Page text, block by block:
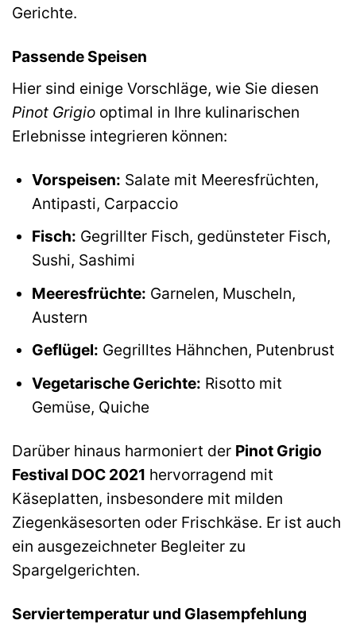
Gerichte.
Passende Speisen
Hier sind einige Vorschläge, wie Sie diesen
Pinot Grigio optimal in Ihre kulinarischen
Erlebnisse integrieren können:
Vorspeisen: Salate mit Meeresfrüchten,
Antipasti, Carpaccio
Fisch: Gegrillter Fisch, gedünsteter Fisch,
Sushi, Sashimi
Meeresfrüchte: Garnelen, Muscheln,
Austern
Geflügel: Gegrilltes Hähnchen, Putenbrust
Vegetarische Gerichte: Risotto mit
Gemüse, Quiche
Darüber hinaus harmoniert der Pinot Grigio
Festival DOC 2021 hervorragend mit
Käseplatten, insbesondere mit milden
Ziegenkäsesorten oder Frischkäse. Er ist auch
ein ausgezeichneter Begleiter zu
Spargelgerichten.
Serviertemperatur und Glasempfehlung